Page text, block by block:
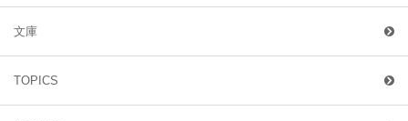
文庫
TOPICS